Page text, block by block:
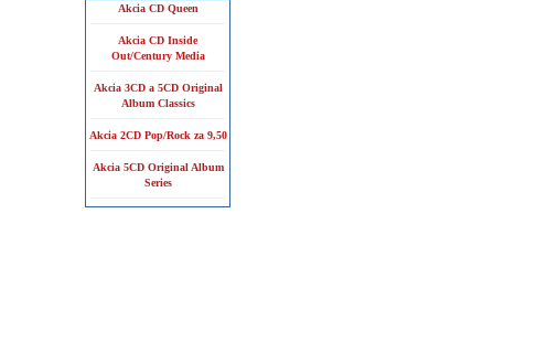
Akcia CD Queen
Akcia CD Inside
Out/Century Media
Akcia 3CD a 5CD Original
Album Classics
Akcia 2CD Pop/Rock za 9,50
Akcia 5CD Original Album
Series